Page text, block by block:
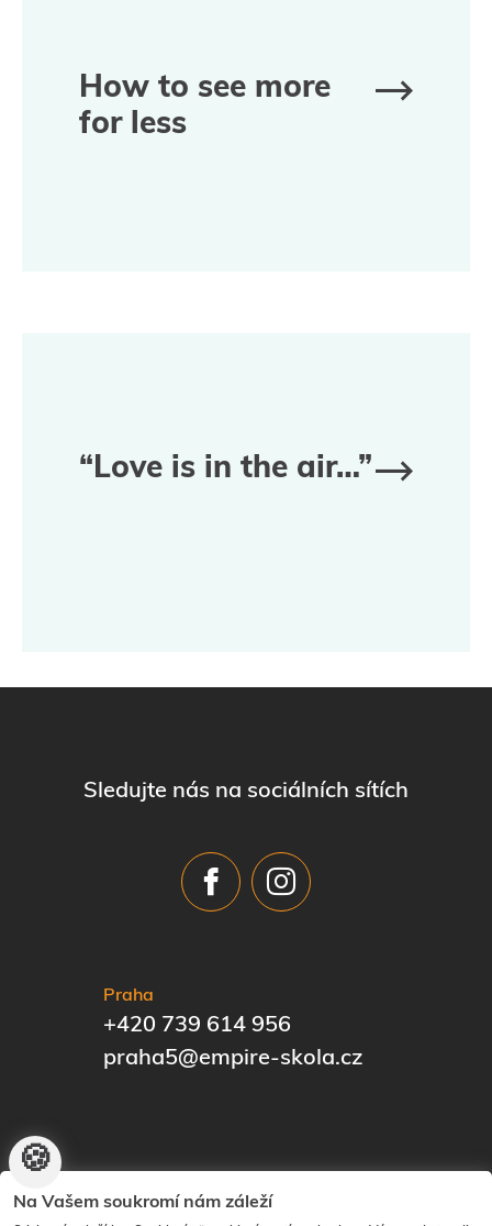
How to see more
for less
“Love is in the air…”
Sledujte nás na sociálních sítích
Praha
+420 739 614 956
praha5@empire-skola.cz
🍪
Na Vašem soukromí nám záleží